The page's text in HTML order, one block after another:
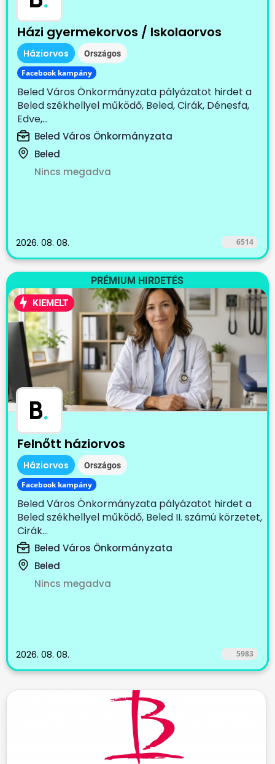
Házi gyermekorvos / Iskolaorvos
Háziorvos Országos
Facebook kampány
Beled Város Önkormányzata pályázatot hirdet a
Beled székhellyel működő, Beled, Cirák, Dénesfa,
Edve,...
Beled Város Önkormányzata
Beled
Nincs megadva
2026. 08. 08. 6514
PRÉMIUM HIRDETÉS
KIEMELT
B.
Felnőtt háziorvos
Háziorvos Országos
Facebook kampány
Beled Város Önkormányzata pályázatot hirdet a
Beled székhellyel működő, Beled II. számú körzetet,
Cirák...
Beled Város Önkormányzata
Beled
Nincs megadva
2026. 08. 08. 5983